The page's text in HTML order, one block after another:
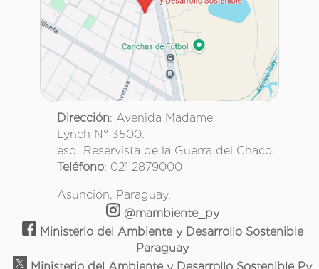
Dirección: Avenida Madame
Lynch N° 3500.
esq. Reservista de la Guerra del Chaco.
Teléfono: 021 2879000
Asunción, Paraguay.
@mambiente_py
Ministerio del Ambiente y Desarrollo Sostenible
Paraguay